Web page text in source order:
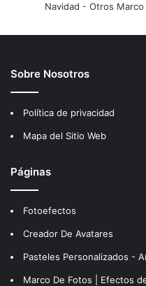
Navidad - Otros
Sobre Nosotros
Política de privacidad
Mapa del Sitio Web
Páginas
Fotoefectos
Creador De Avatares
Pasteles Personalizados -
Marco De Fotos | Efectos